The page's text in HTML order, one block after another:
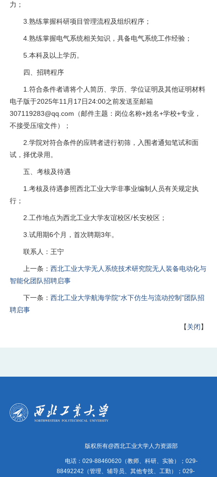
力；
3.熟练掌握科研项目管理流程及组织程序；
4.熟练掌握电气系统相关知识，具备电气系统工作经验；
5.本科及以上学历。
四、招聘程序
1.符合条件者请将个人简历、学历、学位证明及其他证明材料
电子版于2025年11月17日24:00之前发送至邮箱
307119283@qq.com（邮件主题：岗位名称+姓名+学校+专业，
不接受压缩文件）；
2.学院对符合条件的应聘者进行初筛，入围者通知笔试和面
试，择优录用。
五、考核及待遇
1.考核及待遇参照西北工业大学非事业编制人员有关规定执
行；
2.工作地点为西北工业大学友谊校区/长安校区；
3.试用期6个月，首次聘期3年。
联系人：王宁
上一条： 西北工业大学无人系统技术研究院无人装备电动化与
智能化团队招聘启事
下一条： 西北工业大学航海学院“水下仿生与流动控制”团队招
聘启事
【关闭】
版权所有@西北工业大学人力资源部
电话：029-88460620（教师、科研、实验）；029-
88492242（管理、辅导员、其他专技、工勤）；029-